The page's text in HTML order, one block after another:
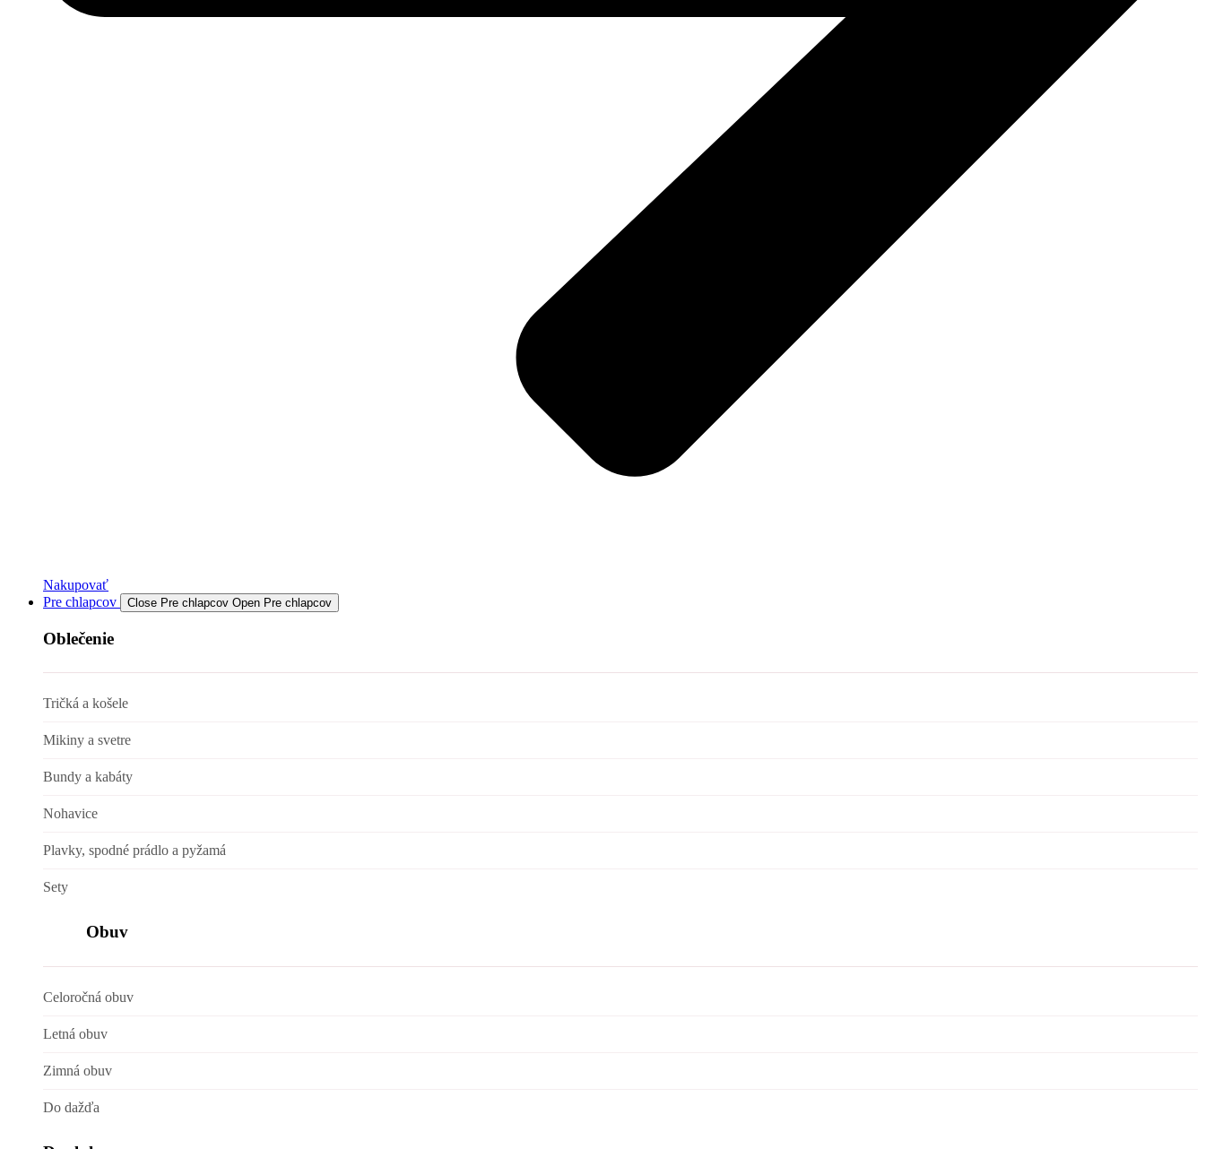
Nakupovať
Pre chlapcov
Close Pre chlapcov Open Pre chlapcov
Oblečenie
Tričká a košele
Mikiny a svetre
Bundy a kabáty
Nohavice
Plavky, spodné prádlo a pyžamá
Sety
Obuv
Celoročná obuv
Letná obuv
Zimná obuv
Do dažďa